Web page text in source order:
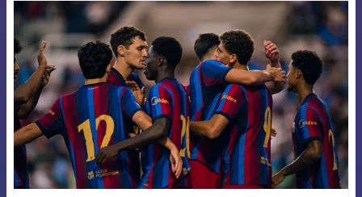
FCB Barcelona badge